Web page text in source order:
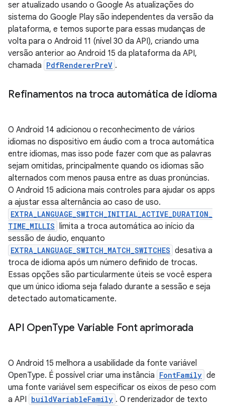
ser atualizado usando o Google As atualizações do
sistema do Google Play são independentes da versão da
plataforma, e temos suporte para essas mudanças de
volta para o Android 11 (nível 30 da API), criando uma
versão anterior ao Android 15 da plataforma da API,
chamada PdfRendererPreV .
Refinamentos na troca automática de idioma
O Android 14 adicionou o reconhecimento de vários
idiomas no dispositivo em áudio com a troca automática
entre idiomas, mas isso pode fazer com que as palavras
sejam omitidas, principalmente quando os idiomas são
alternados com menos pausa entre as duas pronúncias.
O Android 15 adiciona mais controles para ajudar os apps
a ajustar essa alternância ao caso de uso.
EXTRA_LANGUAGE_SWITCH_INITIAL_ACTIVE_DURATION_
TIME_MILLIS limita a troca automática ao início da
sessão de áudio, enquanto
EXTRA_LANGUAGE_SWITCH_MATCH_SWITCHES desativa a
troca de idioma após um número definido de trocas.
Essas opções são particularmente úteis se você espera
que um único idioma seja falado durante a sessão e seja
detectado automaticamente.
API OpenType Variable Font aprimorada
O Android 15 melhora a usabilidade da fonte variável
OpenType. É possível criar uma instância FontFamily de
uma fonte variável sem especificar os eixos de peso com
a API buildVariableFamily . O renderizador de texto